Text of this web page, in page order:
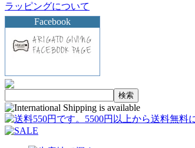
ラッピングについて
Facebook